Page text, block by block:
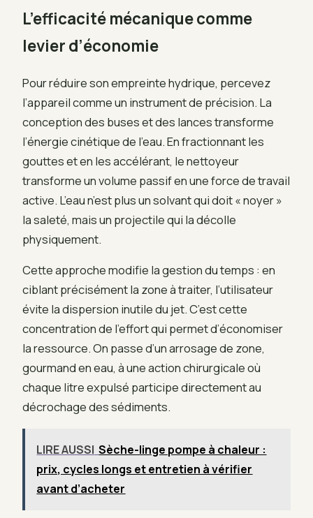
L’efficacité mécanique comme
levier d’économie
Pour réduire son empreinte hydrique, percevez
l’appareil comme un instrument de précision. La
conception des buses et des lances transforme
l’énergie cinétique de l’eau. En fractionnant les
gouttes et en les accélérant, le nettoyeur
transforme un volume passif en une force de travail
active. L’eau n’est plus un solvant qui doit « noyer »
la saleté, mais un projectile qui la décolle
physiquement.
Cette approche modifie la gestion du temps : en
ciblant précisément la zone à traiter, l’utilisateur
évite la dispersion inutile du jet. C’est cette
concentration de l’effort qui permet d’économiser
la ressource. On passe d’un arrosage de zone,
gourmand en eau, à une action chirurgicale où
chaque litre expulsé participe directement au
décrochage des sédiments.
LIRE AUSSI Sèche-linge pompe à chaleur :
prix, cycles longs et entretien à vérifier
avant d’acheter